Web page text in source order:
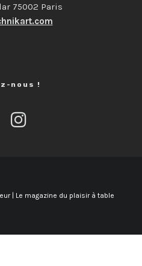
75002 Paris
nous !
| Le magazine du plaisir à table